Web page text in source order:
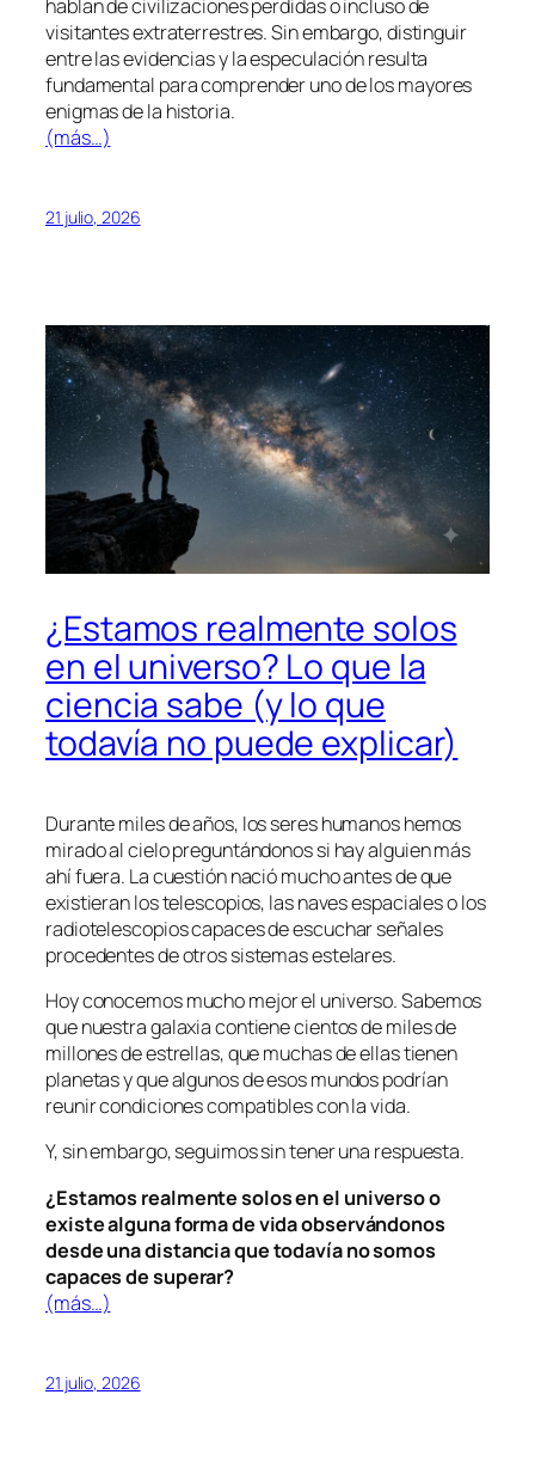
hablan de civilizaciones perdidas o incluso de
visitantes extraterrestres. Sin embargo, distinguir
entre las evidencias y la especulación resulta
fundamental para comprender uno de los mayores
enigmas de la historia.
(más…)
21 julio, 2026
¿Estamos realmente solos
en el universo? Lo que la
ciencia sabe (y lo que
todavía no puede explicar)
Durante miles de años, los seres humanos hemos
mirado al cielo preguntándonos si hay alguien más
ahí fuera. La cuestión nació mucho antes de que
existieran los telescopios, las naves espaciales o los
radiotelescopios capaces de escuchar señales
procedentes de otros sistemas estelares.
Hoy conocemos mucho mejor el universo. Sabemos
que nuestra galaxia contiene cientos de miles de
millones de estrellas, que muchas de ellas tienen
planetas y que algunos de esos mundos podrían
reunir condiciones compatibles con la vida.
Y, sin embargo, seguimos sin tener una respuesta.
¿Estamos realmente solos en el universo o
existe alguna forma de vida observándonos
desde una distancia que todavía no somos
capaces de superar?
(más…)
21 julio, 2026